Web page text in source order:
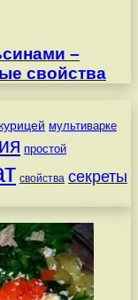
–
свойства
курицей мультиварке
простой
свойства секреты